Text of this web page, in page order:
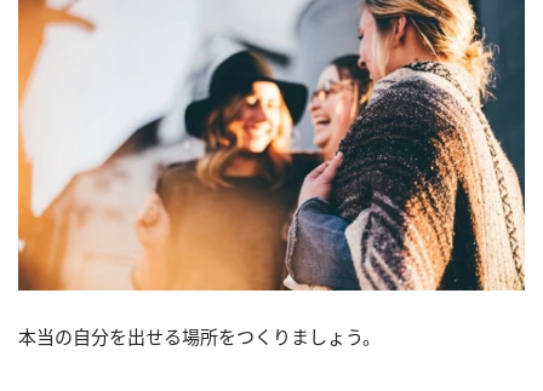
本当の自分を出せる場所をつくりましょう。